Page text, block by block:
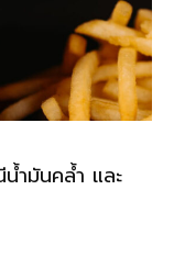
ำมันคล้ำ และ